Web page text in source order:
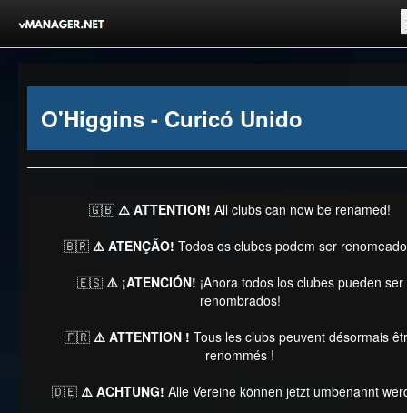
Competições
O'Higgins - Curicó Unido
🇬🇧 ⚠️ ATTENTION! All clubs can now be renamed!
🇧🇷 ⚠️ ATENÇÃO! Todos os clubes podem ser
🇪🇸 ⚠️ ¡ATENCIÓN! ¡Ahora todos los clubes pueden ser
renombrados!
🇫🇷 ⚠️ ATTENTION ! Tous les clubs peuvent désormais
renommés !
🇩🇪 ⚠️ ACHTUNG! Alle Vereine können jetzt umbenannt